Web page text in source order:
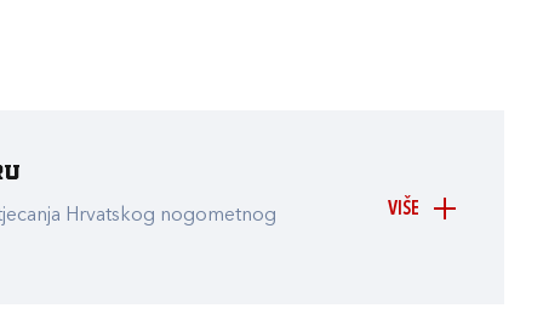
VIŠE
Hrvatskog nogometnog